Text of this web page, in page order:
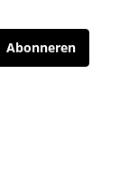
Abonneren